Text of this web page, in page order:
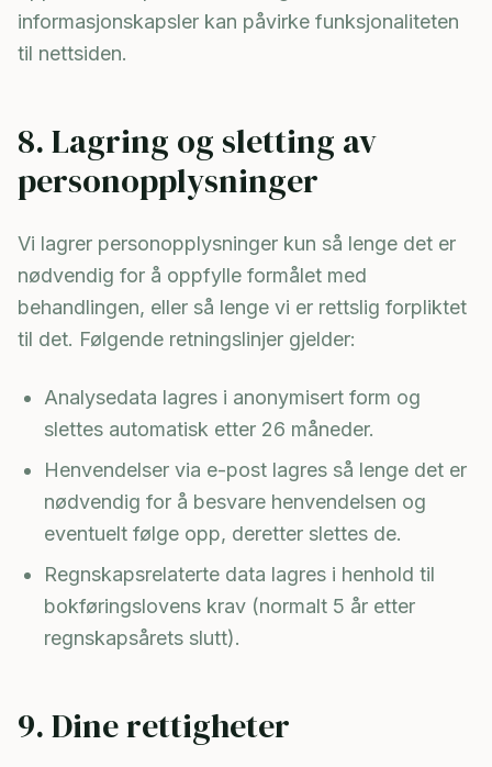
informasjonskapsler kan påvirke funksjonaliteten
til nettsiden.
8. Lagring og sletting av
personopplysninger
Vi lagrer personopplysninger kun så lenge det er
nødvendig for å oppfylle formålet med
behandlingen, eller så lenge vi er rettslig forpliktet
til det. Følgende retningslinjer gjelder:
Analysedata lagres i anonymisert form og
slettes automatisk etter 26 måneder.
Henvendelser via e-post lagres så lenge det er
nødvendig for å besvare henvendelsen og
eventuelt følge opp, deretter slettes de.
Regnskapsrelaterte data lagres i henhold til
bokføringslovens krav (normalt 5 år etter
regnskapsårets slutt).
9. Dine rettigheter